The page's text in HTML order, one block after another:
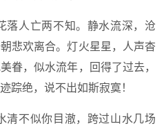
落人亡两不知。静水流深，沧
悲欢离合。灯火星星，人声杳
眷，似水流年，回得了过去，
踪绝，说不出如斯寂寞！
清不似你目澈，跨过山水几场